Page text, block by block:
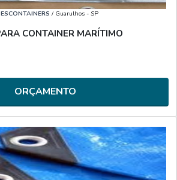
/ Guarulhos - SP
CONTAINER MARÍTIMO
ORÇAMENTO